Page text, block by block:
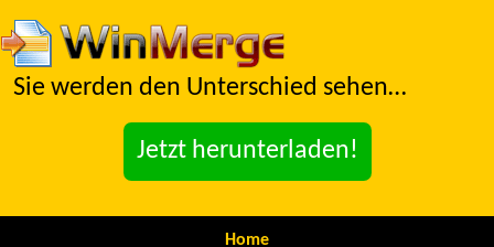
Sie werden den Unterschied sehen…
Jetzt herunterladen!
Home